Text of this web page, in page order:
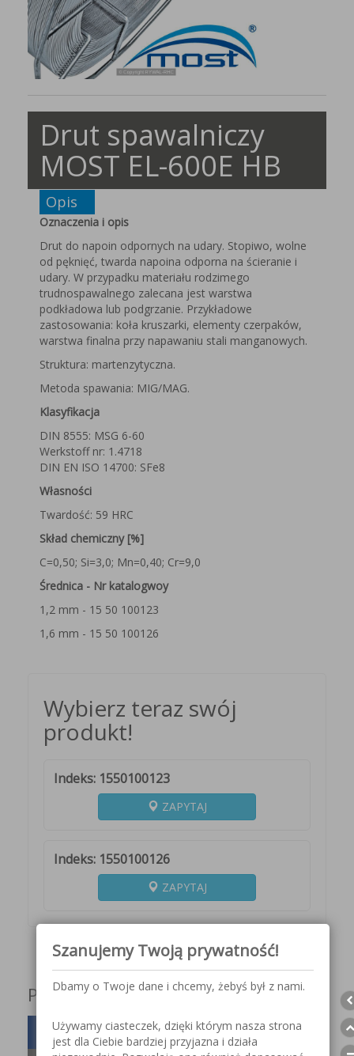
Drut spawalniczy
MOST EL-600E HB
Opis
Oznaczenia i opis
Drut do napoin odpornych na udary. Stopiwo, wolne
od pęknięć, twarda napoina odporna na ścieranie i
udary. W przypadku materiału rodzimego
trudnospawalnego zalecana jest warstwa
podkładowa lub podgrzanie. Przykładowe
zastosowania: koła kruszarki, elementy czerpaków,
warstwa finalna przy napawaniu stali manganowych.
Struktura: martenzytyczna.
Metoda spawania: MIG/MAG.
Klasyfikacja
DIN 8555: MSG 6-60
Werkstoff nr: 1.4718
DIN EN ISO 14700: SFe8
Własności
Twardość: 59 HRC
Skład chemiczny [%]
C=0,50; Si=3,0; Mn=0,40; Cr=9,0
Średnica - Nr katalogwoy
1,2 mm - 15 50 100123
1,6 mm - 15 50 100126
Wybierz teraz swój
produkt!
Indeks: 1550100123
ZAPYTAJ
Indeks: 1550100126
ZAPYTAJ
Podziel się z innymi!
Szanujemy Twoją prywatność!
Dbamy o Twoje dane i chcemy, żebyś był z nami.
Używamy ciasteczek, dzięki którym nasza strona
jest dla Ciebie bardziej przyjazna i działa